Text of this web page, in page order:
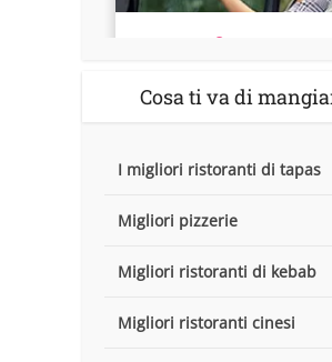
Cosa ti va di
I migliori ristoranti di tapas
Migliori pizzerie
Migliori ristoranti di kebab
Migliori ristoranti cinesi